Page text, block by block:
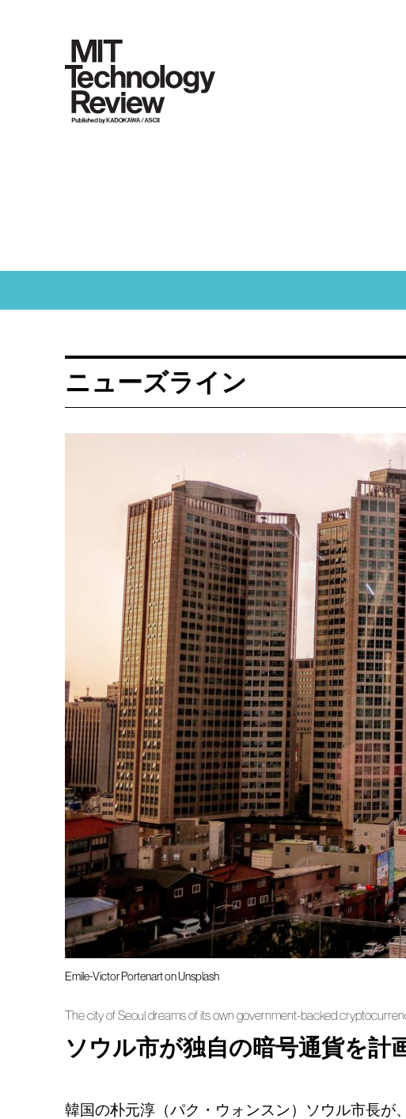
ニューズライン
Emile-Victor Portenart on Unsplash
The city of Seoul dreams of its own government-backed
ソウル市が独自の暗号通貨を計
韓国の朴元淳（パク・ウォンスン）ソウル市長